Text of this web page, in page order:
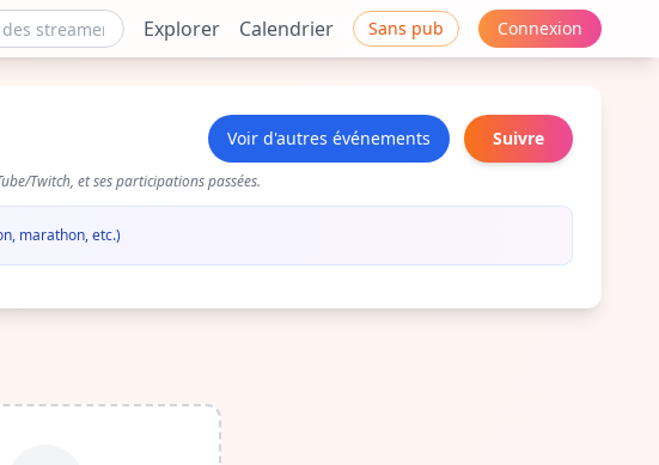
Explorer Calendrier Sans pub Connexion
Voir d'autres événements Suivre
Twitch, et ses participations passées.
marathon, etc.)